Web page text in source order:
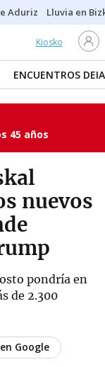
Aduriz Lluvia en
Kiosko
ENCUENTROS DEIA
45 años
nuevos
pondría en
de 2.300
Google